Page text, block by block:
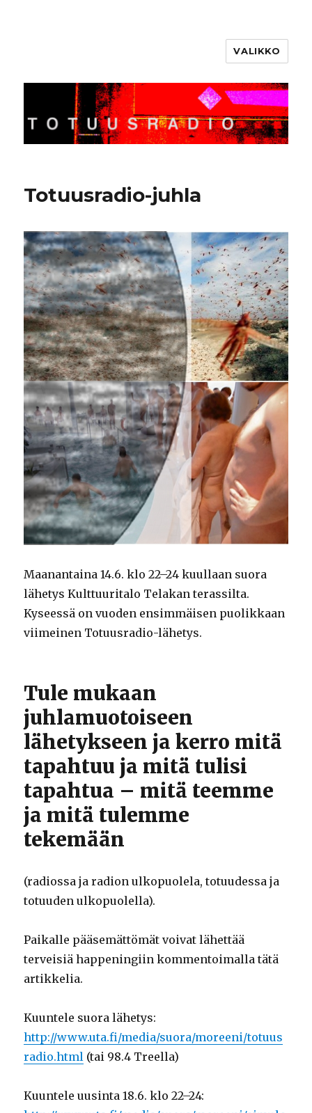
VALIKKO
Totuusradio-juhla
Maanantaina 14.6. klo 22–24 kuullaan suora
lähetys Kulttuuritalo Telakan terassilta.
Kyseessä on vuoden ensimmäisen puolikkaan
viimeinen Totuusradio-lähetys.
Tule mukaan
juhlamuotoiseen
lähetykseen ja kerro mitä
tapahtuu ja mitä tulisi
tapahtua – mitä teemme
ja mitä tulemme
tekemään
(radiossa ja radion ulkopuolela, totuudessa ja
totuuden ulkopuolella).
Paikalle pääsemättömät voivat lähettää
terveisiä happeningiin kommentoimalla tätä
artikkelia.
Kuuntele suora lähetys:
http://www.uta.fi/media/suora/moreeni/totuus
radio.html (tai 98.4 Treella)
Kuuntele uusinta 18.6. klo 22–24: